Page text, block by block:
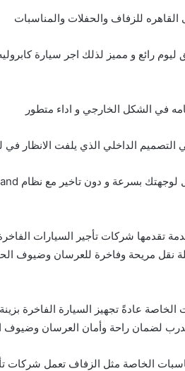
للزفاف والحفلات والمناسبات
رائع و انيق ليوم رائع و مميز لذلك اجر سيارة
في الشكل الخارجي و اداء متطور
التصميم الداخلي الذي يلفت الانظار في
تقدمها شركات تأجير السيارات
نقل مريحة وفاخرة للعرسان وضيوف
عادةً تجهيز السيارة الفاخرة
راحة وأمان العرسان وضيوف
الخاصة مثل الزفاف تعمل شركات